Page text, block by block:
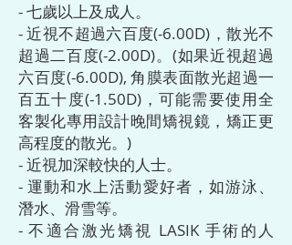
- 七歲以上及成人。
- 近視不超過六百度(-6.00D)，散光不
超過二百度(-2.00D)。(如果近視超過
六百度(-6.00D), 角膜表面散光超過一
百五十度(-1.50D)，可能需要使用全
客製化專用設計晚間矯視鏡 ， 矯正更
高程度的散光。)
- 近視加深較快的人士。
- 運動和水上活動愛好者，如游泳、
潛水、滑雪等。
- 不適合激光矯視 LASIK 手術的人